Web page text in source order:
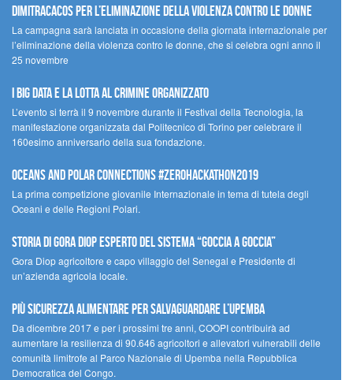
Dimitracacos per l’eliminazione della violenza contro le donne
La campagna sarà lanciata in occasione della giornata internazionale per
l’eliminazione della violenza contro le donne, che si celebra ogni anno il
25 novembre
I Big Data e la lotta al crimine organizzato
L’evento si terrà il 9 novembre durante il Festival della Tecnologia, la
manifestazione organizzata dal Politecnico di Torino per celebrare il
160esimo anniversario della sua fondazione.
Oceans and Polar Connections #ZEROHackathon2019
La prima competizione giovanile Internazionale in tema di tutela degli
Oceani e delle Regioni Polari.
STORIA DI GORA DIOP ESPERTO DEL SISTEMA “GOCCIA A GOCCIA”
Gora Diop agricoltore e capo villaggio del Senegal e Presidente di
un’azienda agricola locale.
Più sicurezza alimentare per salvaguardare l’Upemba
Da dicembre 2017 e per i prossimi tre anni, COOPI contribuirà ad
aumentare la resilienza di 90.646 agricoltori e allevatori vulnerabili delle
comunità limitrofe al Parco Nazionale di Upemba nella Repubblica
Democratica del Congo.